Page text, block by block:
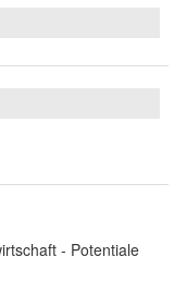
- Potentiale